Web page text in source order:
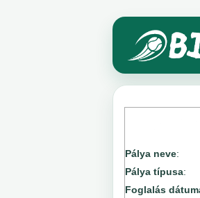
Pálya neve:
Pálya típusa:
Foglalás